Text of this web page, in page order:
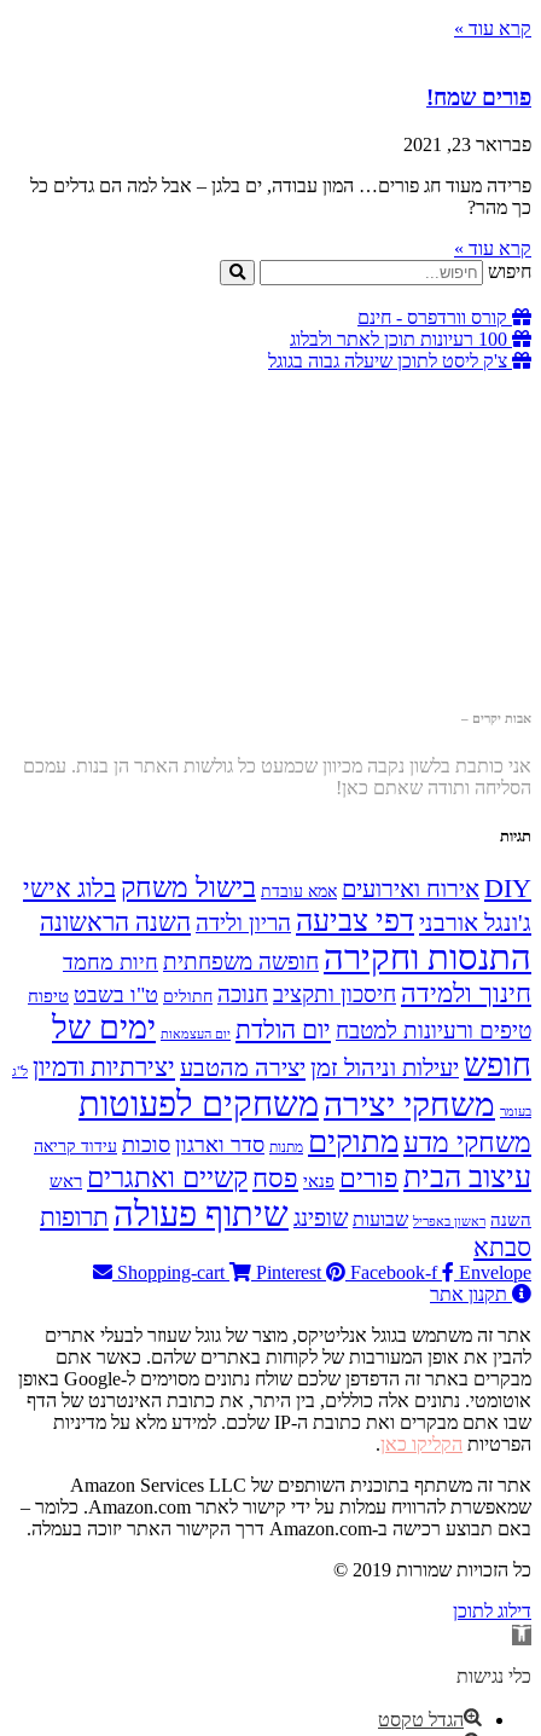
קרא עוד »
פורים שמח!
פברואר 23, 2021
פרידה מעוד חג פורים… המון עבודה, ים בלגן – אבל למה הם גדלים כל
כך מהר?
קרא עוד »
חיפוש
קורס וורדפרס - חינם
100 רעיונות תוכן לאתר ולבלוג
צ'ק ליסט לתוכן שיעלה גבוה בגוגל
אבות יקרים –
אני כותבת בלשון נקבה מכיוון שכמעט כל גולשות האתר הן בנות. עמכם
הסליחה ותודה שאתם כאן!
תגיות
DIYאירוח ואירועים אמא עובדת בישול משחק בלוג אישי
ג'ונגל אורבני דפי צביעה הריון ולידה השנה הראשונה
התנסות וחקירה חופשה משפחתית חיות מחמד
חינוך ולמידה חיסכון ותקציב חנוכה חתולים ט"ו בשבט טיפוח
טיפים ורעיונות למטבח יום הולדת יום העצמאות ימים של
חופש יעילות וניהול זמן יצירה מהטבע יצירתיות ודמיון ל"ג
בעומר משחקי יצירהמשחקים לפעוטות
משחקי מדע מתוקים מתנות סדר וארגון סוכות עידוד קריאה
עיצוב הבית פורים פנאי פסח קשיים ואתגרים ראש
השנה ראשון באפריל שבועות שופינגשיתוף פעולה תרופות
סבתא
Shopping-cart Pinterest Facebook-f
Envelope
תקנון אתר
אתר זה משתמש בגוגל אנליטיקס, מוצר של גוגל שעוזר לבעלי אתרים
להבין את אופן המעורבות של לקוחות באתרים שלהם. כאשר אתם
מבקרים באתר זה הדפדפן שלכם שולח נתונים מסוימים ל-Google באופן
אוטומטי. נתונים אלה כוללים, בין היתר, את כתובת האינטרנט של הדף
שבו אתם מבקרים ואת כתובת ה-IP שלכם. למידע מלא על מדיניות
הפרטיות הקליקו כאן.
אתר זה משתתף בתוכנית השותפים של Amazon Services LLC
שמאפשרת להרוויח עמלות על ידי קישור לאתר Amazon.com. כלומר –
באם תבוצע רכישה ב-Amazon.com דרך הקישור האתר יזוכה בעמלה.
© 2019 כל הזכויות שמורות
דילוג לתוכן
פתח
נגישות
כלי נגישות
הגדל טקסט